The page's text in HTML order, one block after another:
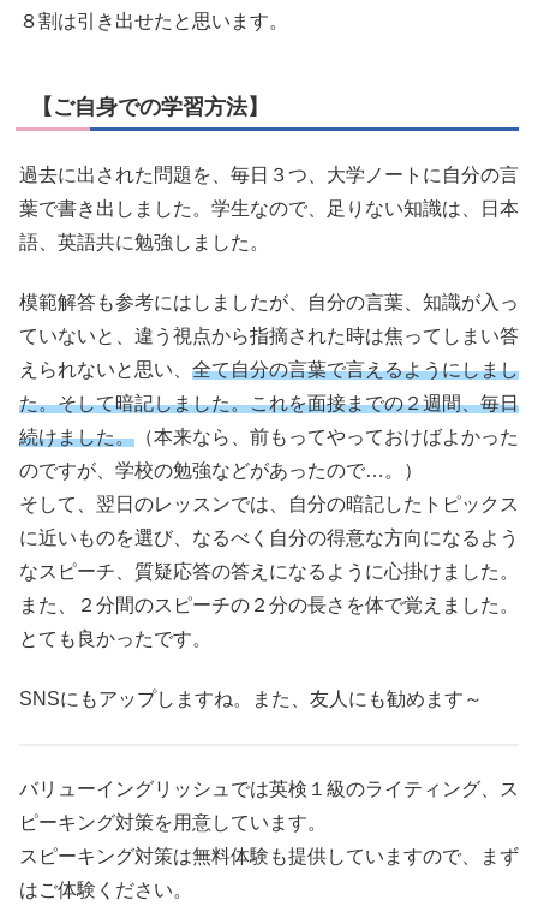
８割は引き出せたと思います。
【ご自身での学習方法】
過去に出された問題を、毎日３つ、大学ノートに自分の言
葉で書き出しました。学生なので、足りない知識は、日本
語、英語共に勉強しました。
模範解答も参考にはしましたが、自分の言葉、知識が入っ
ていないと、違う視点から指摘された時は焦ってしまい答
えられないと思い、 全て自分の言葉で言えるようにしまし
た。そして暗記しました。これを面接までの２週間、毎日
続けました。 （本来なら、前もってやっておけばよかった
のですが、学校の勉強などがあったので…。）
そして、翌日のレッスンでは、自分の暗記したトピックス
に近いものを選び、なるべく自分の得意な方向になるよう
なスピーチ、質疑応答の答えになるように心掛けました。
また、２分間のスピーチの２分の長さを体で覚えました。
とても良かったです。
SNSにもアップしますね。また、友人にも勧めます～
バリューイングリッシュでは英検１級のライティング、ス
ピーキング対策を用意しています。
スピーキング対策は無料体験も提供していますので、まず
はご体験ください。